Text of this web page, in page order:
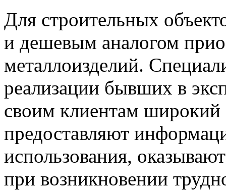
Для строительных
и дешевым аналогом
металлоизделий.
реализации бывших в
своим клиентам широкий
предоставляют
использования,
при возникновении